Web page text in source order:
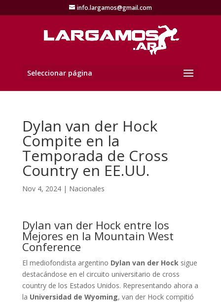
info.largamos@gmail.com
Seleccionar página
Dylan van der Hock
Compite en la
Temporada de Cross
Country en EE.UU.
Nov 4, 2024| Nacionales
Dylan van der Hock entre los
Mejores en la Mountain West
Conference
El mediofondista argentino Dylan van der Hocksigue
destacándose en el circuito universitario de cross
country de los Estados Unidos. Representando ahora a
la Universidad de Wyoming, van der Hock compitió